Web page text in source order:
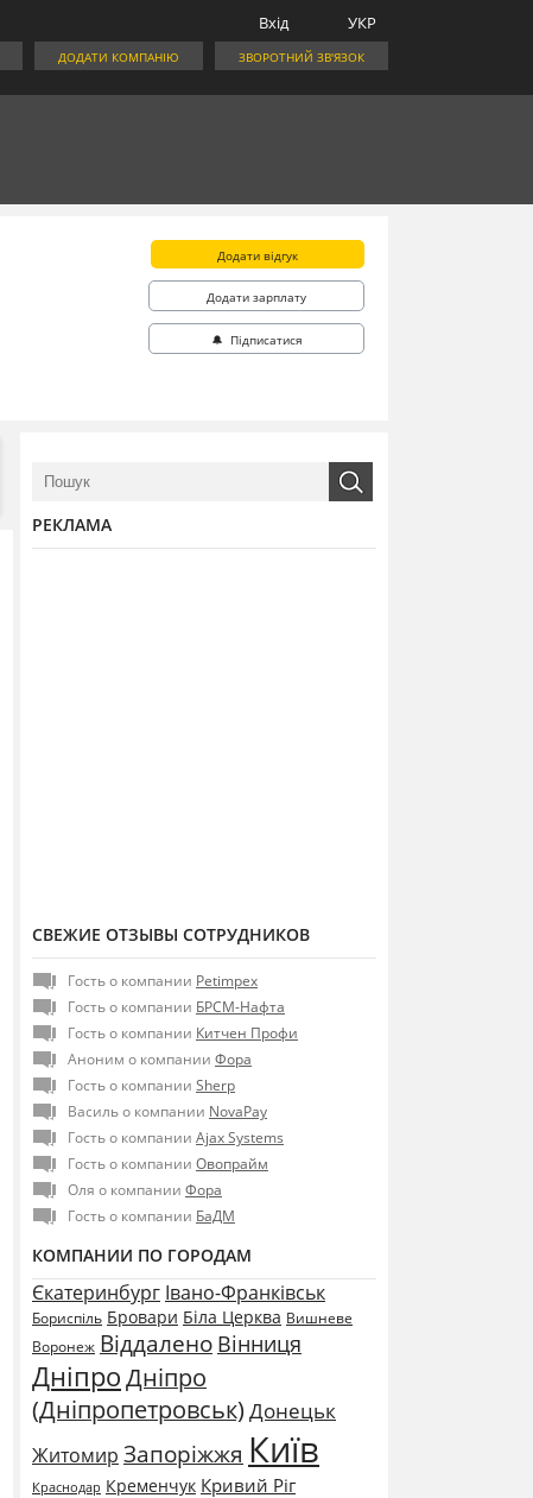
УКР
Вхід
ЗВОРОТНИЙ ЗВ'ЯЗОК
ДОДАТИ КОМПАНІЮ
Додати відгук
Додати зарплату
🔔 Підписатися
РЕКЛАМА
СВЕЖИЕ ОТЗЫВЫ СОТРУДНИКОВ
Гость о компании Petimpex
Гость о компании БРСМ-Нафта
Гость о компании Китчен Профи
Аноним о компании Фора
Гость о компании Sherp
Василь о компании NovaPay
Гость о компании Ajax Systems
Гость о компании Овопрайм
Оля о компании Фора
Гость о компании БаДМ
КОМПАНИИ ПО ГОРОДАМ
Єкатеринбург Івано-Франківськ
Бориспіль Бровари Біла Церква Вишневе
Воронеж Віддалено Вінниця
ДніпроДніпро
(Дніпропетровськ) Донецьк
Житомир Запоріжжя Київ
Краснодар Кременчук Кривий Ріг